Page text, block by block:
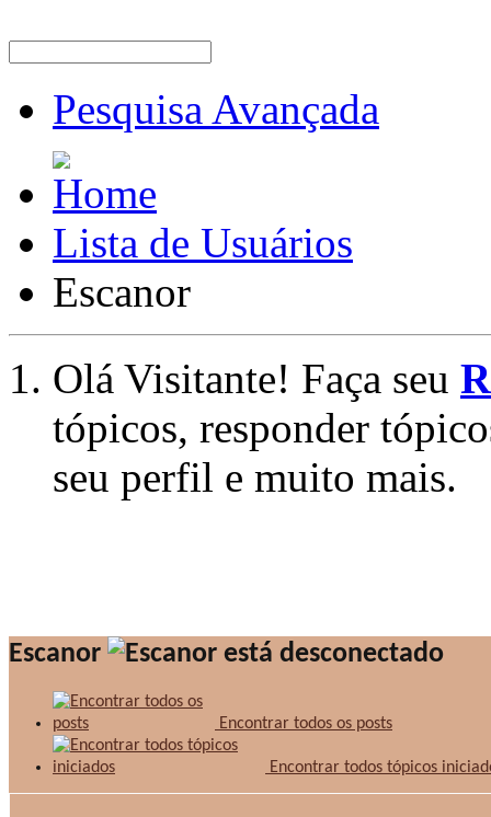
Pesquisa Avançada
Lista de Usuários
Escanor
Olá Visitante! Faça seu
tópicos, responder
seu perfil e muito mais.
Escanor
Encontrar todos os posts
Encontrar todos tópicos